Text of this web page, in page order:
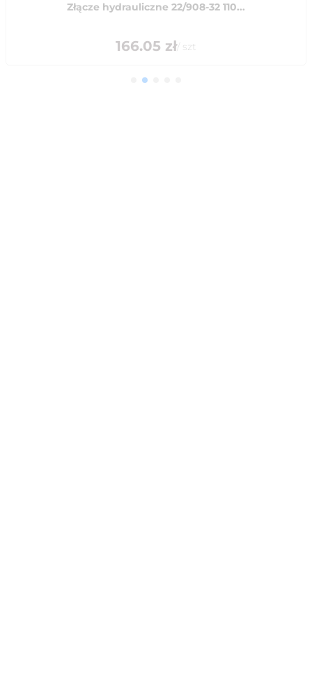
Złącze hydrauliczne 22/908-32 110...
166.05 zł/ szt